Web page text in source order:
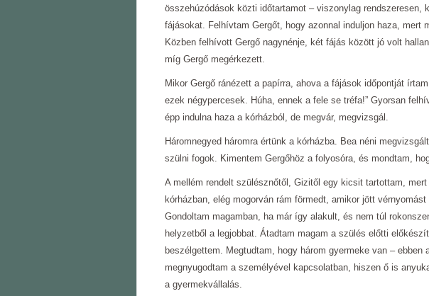
összehúzódások közti időtartamot – viszonylag rendszeresen,
fájásokat. Felhívtam Gergőt, hogy azonnal induljon haza, mert
Közben felhívott Gergő nagynénje, két fájás között jó volt
míg Gergő megérkezett.
Mikor Gergő ránézett a papírra, ahova a fájások időpontját
ezek négypercesek. Húha, ennek a fele se tréfa!” Gyorsan
épp indulna haza a kórházból, de megvár, megvizsgál.
Háromnegyed háromra értünk a kórházba. Bea néni
szülni fogok. Kimentem Gergőhöz a folyosóra, és mondtam,
A mellém rendelt szülésznőtől, Gizitől egy kicsit tartottam,
kórházban, elég mogorván rám förmedt, amikor jött
Gondoltam magamban, ha már így alakult, és nem túl
helyzetből a legjobbat. Átadtam magam a szülés előtti
beszélgettem. Megtudtam, hogy három gyermeke van – ebben
megnyugodtam a személyével kapcsolatban, hiszen ő is
a gyermekvállalás.